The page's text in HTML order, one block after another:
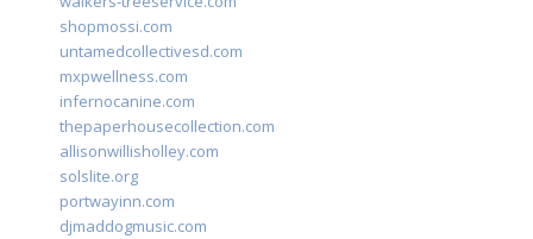
shopmossi.com
untamedcollectivesd.com
mxpwellness.com
infernocanine.com
thepaperhousecollection.com
allisonwillisholley.com
solslite.org
portwayinn.com
djmaddogmusic.com